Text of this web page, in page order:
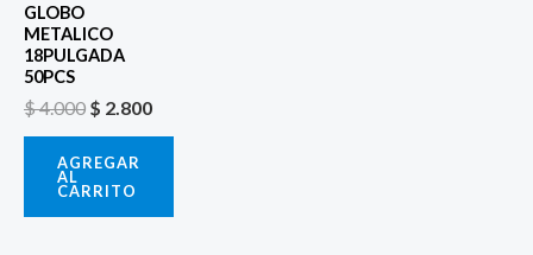
GLOBO
METALICO
18PULGADA
50PCS
$4.000 $ 2.800
AGREGAR
AL
CARRITO